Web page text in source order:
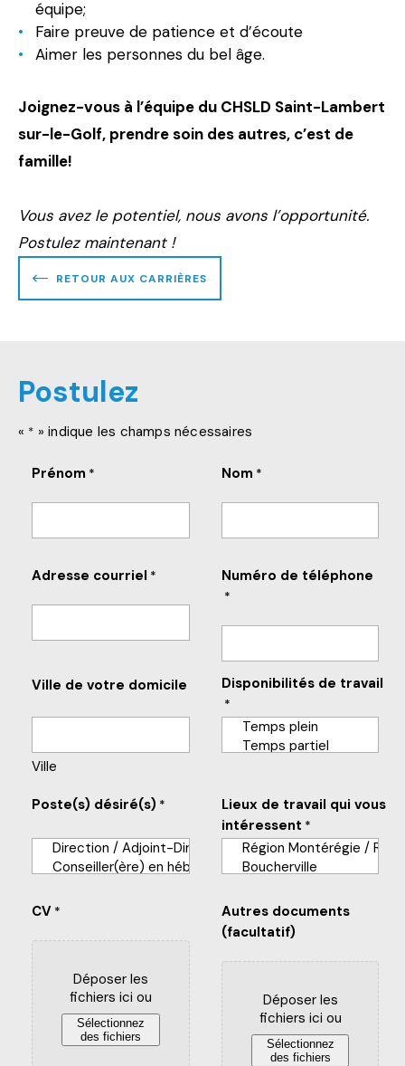
équipe;
Faire preuve de patience et d’écoute
Aimer les personnes du bel âge.
Joignez-vous à l’équipe du CHSLD Saint-Lambert
sur-le-Golf, prendre soin des autres, c’est de
famille!
Vous avez le potentiel, nous avons l’opportunité.
Postulez maintenant !
RETOUR AUX CARRIÈRES
Postulez
« * » indique les champs nécessaires
Prénom * Nom *
Adresse courriel * Numéro de téléphone
*
Ville de votre domicile
Ville
Disponibilités de travail
*
Poste(s) désiré(s) *
Lieux de travail qui vous
intéressent *
CV *
Déposer les
fichiers ici ou
Sélectionnez
des fichiers
Autres documents
(facultatif)
Déposer les
fichiers ici ou
Sélectionnez
des fichiers